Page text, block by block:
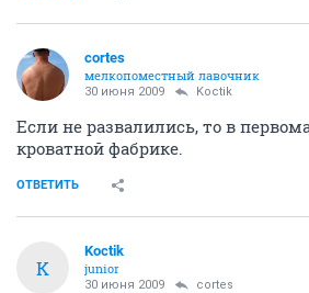
cortes
мелкопоместный лавочник
30 июня 2009 Koctik
Если не развалились, то в
кроватной фабрике.
ОТВЕТИТЬ
K
Koctik
junior
30 июня 2009 cortes